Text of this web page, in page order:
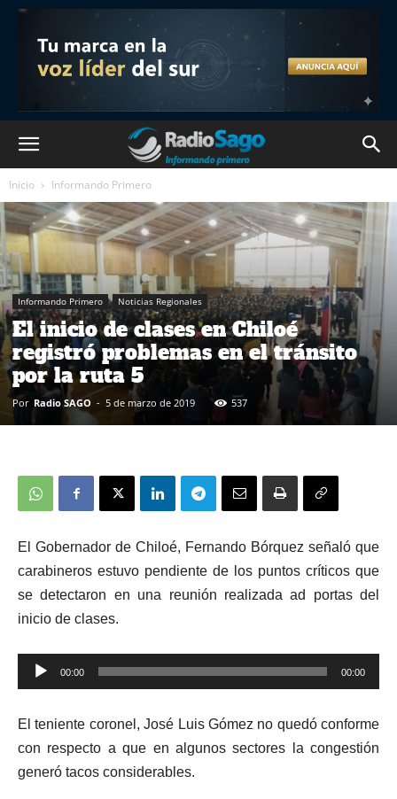
Inicio Informando Primero
Informando Primero Noticias Regionales
El inicio de clases en Chiloé
registró problemas en el tránsito
por la ruta 5
Por Radio SAGO - 5 de marzo de 2019 537
El Gobernador de Chiloé, Fernando Bórquez señaló que
carabineros estuvo pendiente de los puntos críticos que
se detectaron en una reunión realizada ad portas del
inicio de clases.
Reproductor
audio
00:00 00:00
El teniente coronel, José Luis Gómez no quedó conforme
con respecto a que en algunos sectores la congestión
generó tacos considerables.